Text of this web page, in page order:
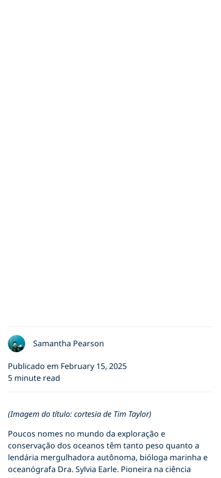
Samantha Pearson
Publicado em February 15, 2025
5 minute read
(Imagem do título: cortesia de Tim Taylor)
Poucos nomes no mundo da exploração e
conservação dos oceanos têm tanto peso quanto a
lendária mergulhadora autônoma, bióloga marinha e
oceanógrafa Dra. Sylvia Earle. Pioneira na ciência